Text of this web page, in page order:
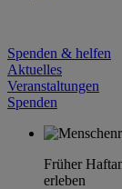
Spenden & helfen
Aktuelles
Veranstaltungen
Spenden
Früher
erleben